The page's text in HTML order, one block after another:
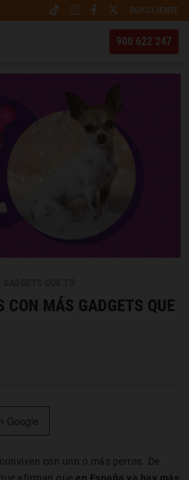
SOY CLIENTE
900 622 247
CON MÁS GADGETS QUE
Google
con uno o más perros. De
afirman que en España ya hay más